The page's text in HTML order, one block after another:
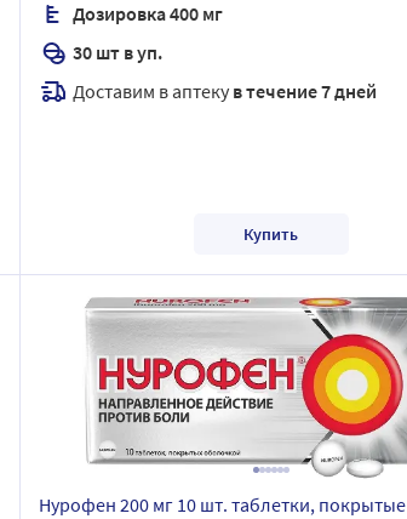
Дозировка 400 мг
30 шт в уп.
Доставим в аптеку в течение 7 дней
Купить
Нурофен 200 мг 10 шт. таблетки, покрытые